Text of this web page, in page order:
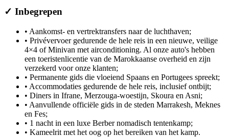
✓ Inbegrepen
• Aankomst- en vertrektransfers naar de luchthaven;
• Privévervoer gedurende de hele reis in een nieuwe, veilige
4×4 of Minivan met airconditioning. Al onze auto's hebben
een toeristenlicentie van de Marokkaanse overheid en zijn
verzekerd voor onze klanten;
• Permanente gids die vloeiend Spaans en Portugees spreekt;
• Accommodaties gedurende de hele reis, inclusief ontbijt;
• Diners in Ifrane, Merzouga-woestijn, Skoura en Asni;
• Aanvullende officiële gids in de steden Marrakesh, Meknes
en Fes;
• 1 nacht in een luxe Berber nomadisch tentenkamp;
• Kameelrit met het oog op het bereiken van het kamp.